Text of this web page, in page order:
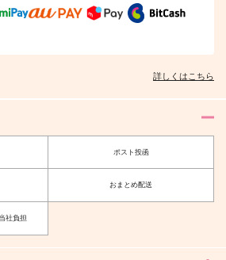
詳しくはこちら
ポスト投函
おまとめ配送
社負担